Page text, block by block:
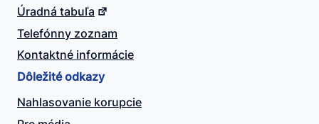
Úradná tabuľa
Telefónny zoznam
Kontaktné informácie
Dôležité odkazy
Nahlasovanie korupcie